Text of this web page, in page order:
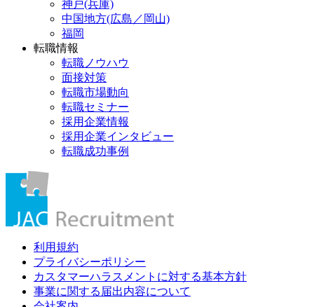
神戸(兵庫)
中国地方(広島／岡山)
福岡
転職情報
転職ノウハウ
面接対策
転職市場動向
転職セミナー
採用企業情報
採用企業インタビュー
転職成功事例
利用規約
プライバシーポリシー
カスタマーハラスメントに対する基本方針
事業に関する届出内容について